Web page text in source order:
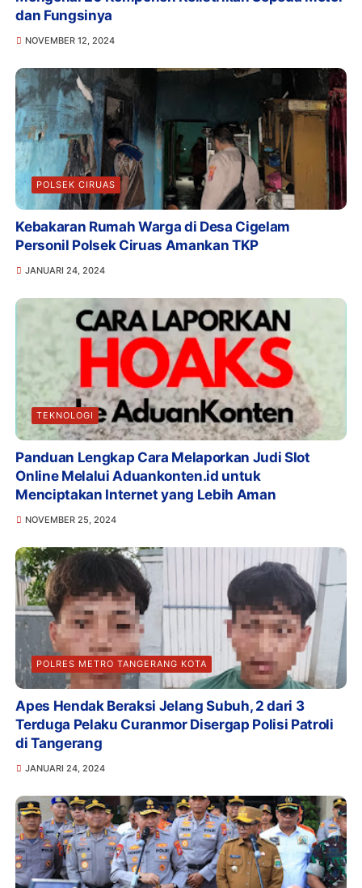
dan Fungsinya
NOVEMBER 12, 2024
POLSEK CIRUAS
Kebakaran Rumah Warga di Desa Cigelam
Personil Polsek Ciruas Amankan TKP
JANUARI 24, 2024
TEKNOLOGI
Panduan Lengkap Cara Melaporkan Judi Slot
Online Melalui Aduankonten.id untuk
Menciptakan Internet yang Lebih Aman
NOVEMBER 25, 2024
POLRES METRO TANGERANG KOTA
Apes Hendak Beraksi Jelang Subuh, 2 dari 3
Terduga Pelaku Curanmor Disergap Polisi Patroli
di Tangerang
JANUARI 24, 2024